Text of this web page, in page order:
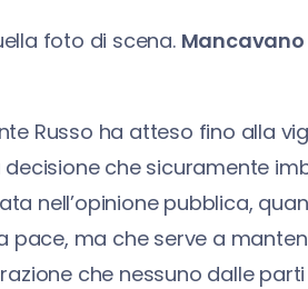
foto di scena.
Russo ha atteso fino alla
che sicuramente
nell’opinione pubblica,
ma che serve a
che nessuno dalle parti